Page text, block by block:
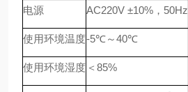
电源 AC220V ±10%，50Hz
使用环境温度-5℃～40℃
使用环境湿度 ＜85%